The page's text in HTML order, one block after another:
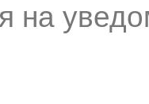
на